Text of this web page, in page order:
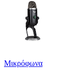
Μικρόφωνα